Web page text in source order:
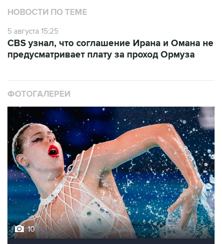
НОВОСТИ ПО ТЕМЕ
5 августа 15:25
CBS узнал, что соглашение Ирана и Омана не
предусматривает плату за проход Ормуза
ФОТОГАЛЕРЕИ
10